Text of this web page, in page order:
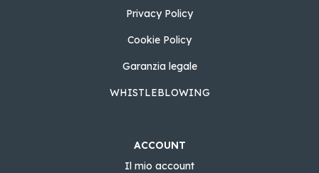
Privacy Policy
Cookie Policy
Garanzia legale
WHISTLEBLOWING
ACCOUNT
Il mio account